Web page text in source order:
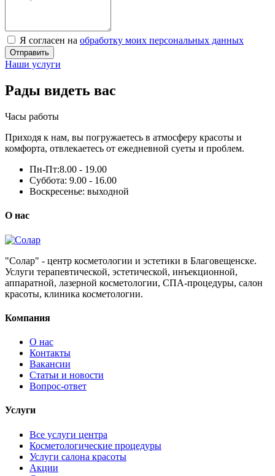
Я согласен на обработку моих персональных данных
Отправить
Наши услуги
Рады видеть вас
Часы работы
Приходя к нам, вы погружаетесь в атмосферу красоты и
комфорта, отвлекаетесь от ежедневной суеты и проблем.
Пн-Пт:8.00 - 19.00
Суббота: 9.00 - 16.00
Воскресенье: выходной
О нас
"Солар" - центр косметологии и эстетики в Благовещенске.
Услуги терапевтической, эстетической, инъекционной,
аппаратной, лазерной косметологии, СПА-процедуры, салон
красоты, клиника косметологии.
Компания
О нас
Контакты
Вакансии
Статьи и новости
Вопрос-ответ
Услуги
Все услуги центра
Косметологические процедуры
Услуги салона красоты
Акции